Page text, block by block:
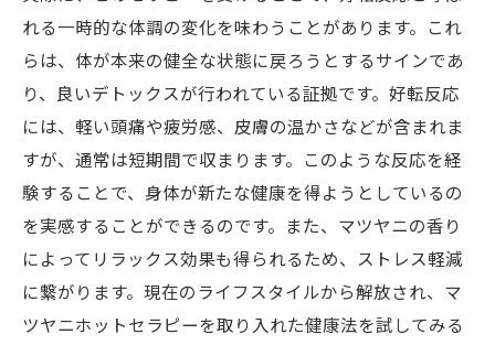
れる一時的な体調の変化を味わうことがあります。これ
らは、体が本来の健全な状態に戻ろうとするサインであ
り、良いデトックスが行われている証拠です。好転反応
には、軽い頭痛や疲労感、皮膚の温かさなどが含まれま
すが、通常は短期間で収まります。このような反応を経
験することで、身体が新たな健康を得ようとしているの
を実感することができるのです。また、マツヤニの香り
によってリラックス効果も得られるため、ストレス軽減
に繋がります。現在のライフスタイルから解放され、マ
ツヤニホットセラピーを取り入れた健康法を試してみる